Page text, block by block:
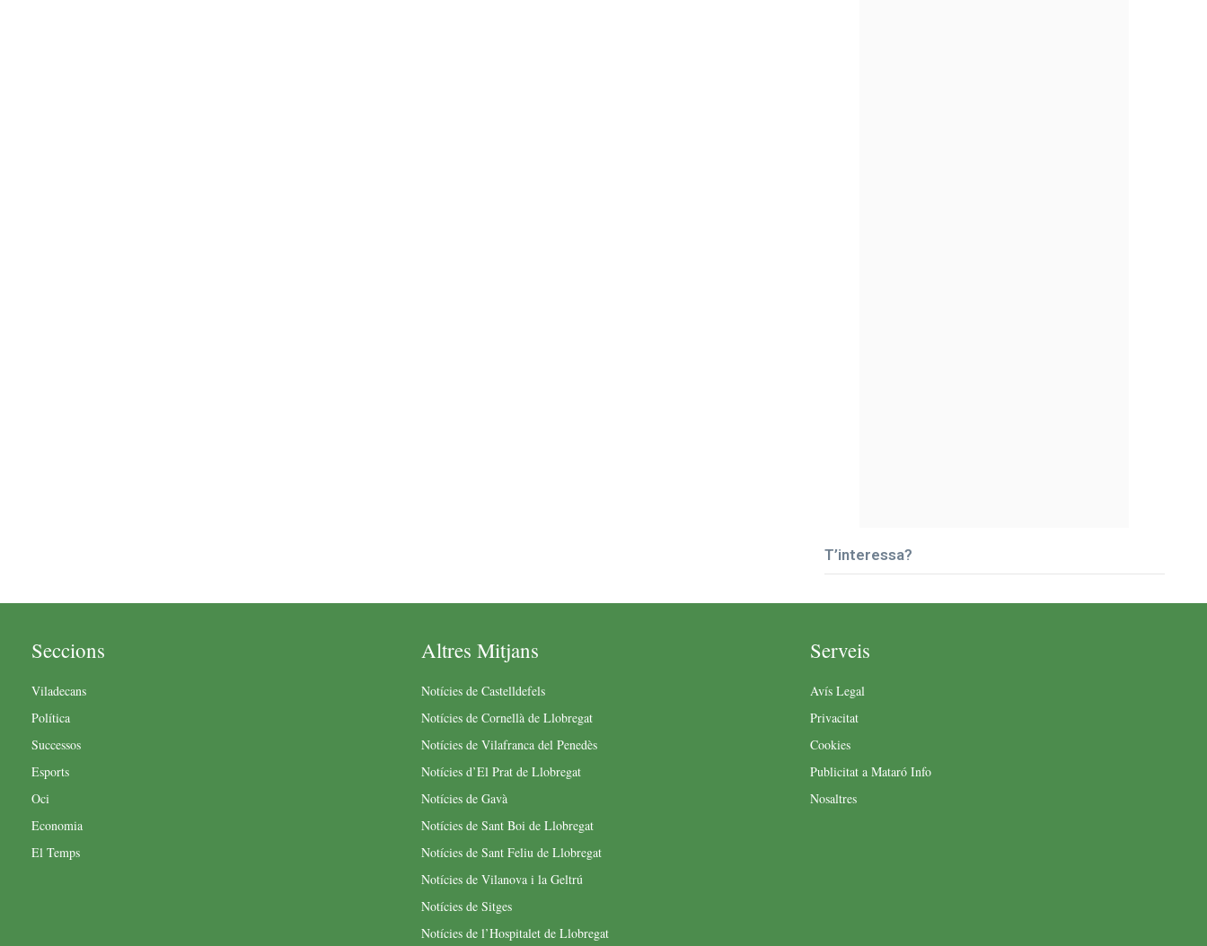
T’interessa?
Seccions
Viladecans
Política
Successos
Esports
Oci
Economia
El Temps
Altres Mitjans
Notícies de Castelldefels
Notícies de Cornellà de Llobregat
Notícies de Vilafranca del Penedès
Notícies d’El Prat de Llobregat
Notícies de Gavà
Notícies de Sant Boi de Llobregat
Notícies de Sant Feliu de Llobregat
Notícies de Vilanova i la Geltrú
Notícies de Sitges
Notícies de l’Hospitalet de Llobregat
Serveis
Avís Legal
Privacitat
Cookies
Publicitat a Mataró Info
Nosaltres